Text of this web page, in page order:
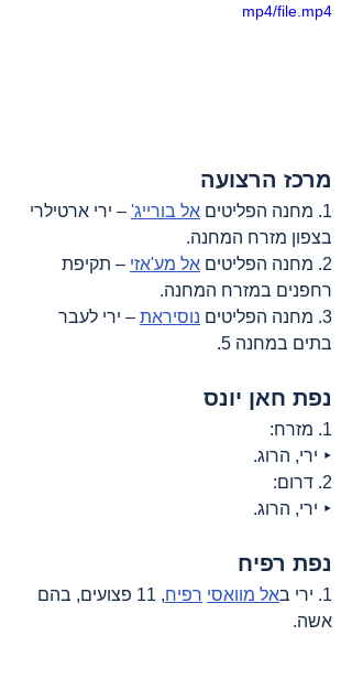
mp4/file.mp4
מרכז הרצועה
1. מחנה הפליטים אל בורייג' – ירי ארטילרי
בצפון מזרח המחנה.
2. מחנה הפליטים
אל מע'אזי – תקיפת
רחפנים במזרח המחנה.
3. מחנה הפליטים
נוסיראת – ירי לעבר
בתים במחנה 5.
נפת חאן יונס
1. מזרח:
‣ ירי, הרוג.
2. דרום:
‣ ירי, הרוג.
נפת רפיח
1. ירי ב אל מוואסי רפיח
, 11 פצועים, בהם
אשה.